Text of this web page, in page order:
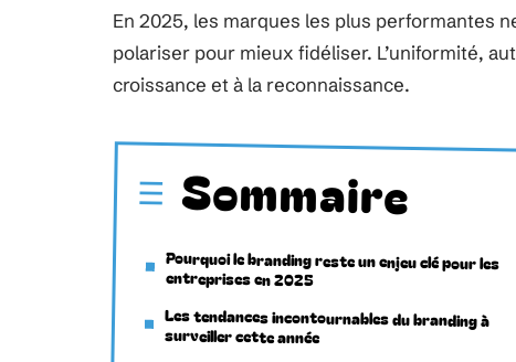
En 2025, les marques les plus performantes
polariser pour mieux fidéliser. L’uniformité,
croissance et à la reconnaissance.
Sommaire
Pourquoi le branding reste un enjeu clé pour les
entreprises en 2025
Les tendances incontournables du branding à
surveiller cette année